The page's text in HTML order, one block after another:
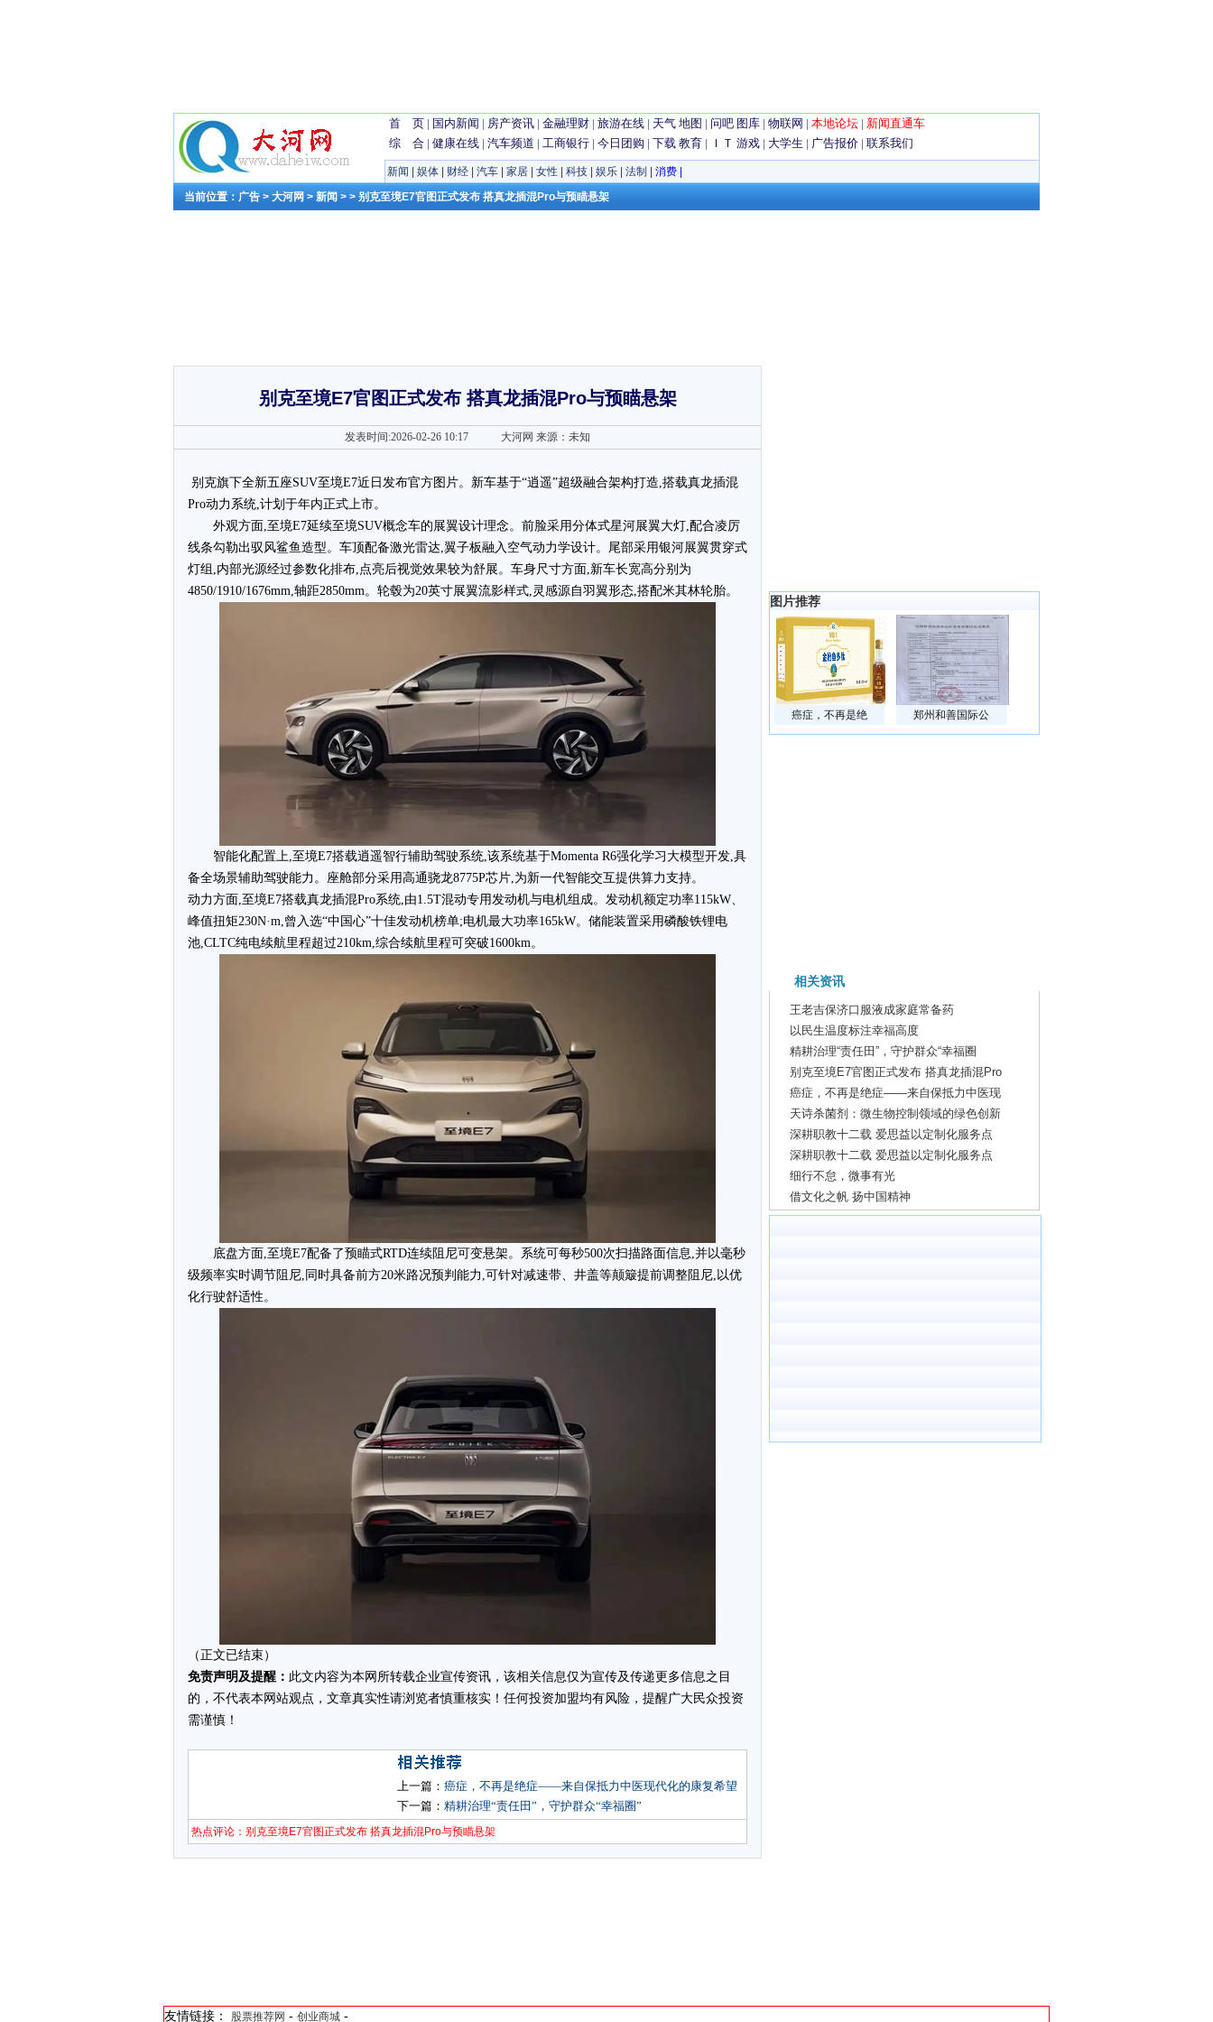
首 页 | 国内新闻 | 房产资讯 | 金融理财 | 旅游在线 | 天气 地图 | 问吧 图库 | 物联网 | 本地论坛 | 新闻直通车
综 合 | 健康在线 | 汽车频道 | 工商银行 | 今日团购 | 下载 教育 | ＩＴ 游戏 | 大学生 | 广告报价 | 联系我们
新闻 娱体 财经 汽车 家居 女性 科技 娱乐 法制 消费
当前位置： 广告 > 大河网 > 新闻 > > 别克至境E7官图正式发布 搭真龙插混Pro与预瞄悬架
别克至境E7官图正式发布 搭真龙插混Pro与预瞄悬架
发表时间:2026-02-26 10:17 大河网 来源：未知
别克旗下全新五座SUV至境E7近日发布官方图片。新车基于“逍遥”超级融合架构打造,搭载真龙插混
Pro动力系统,计划于年内正式上市。
外观方面,至境E7延续至境SUV概念车的展翼设计理念。前脸采用分体式星河展翼大灯,配合凌厉
线条勾勒出驭风鲨鱼造型。车顶配备激光雷达,翼子板融入空气动力学设计。尾部采用银河展翼贯穿式
灯组,内部光源经过参数化排布,点亮后视觉效果较为舒展。车身尺寸方面,新车长宽高分别为
4850/1910/1676mm,轴距2850mm。轮毂为20英寸展翼流影样式,灵感源自羽翼形态,搭配米其林轮胎。
智能化配置上,至境E7搭载逍遥智行辅助驾驶系统,该系统基于Momenta R6强化学习大模型开发,具
备全场景辅助驾驶能力。座舱部分采用高通骁龙8775P芯片,为新一代智能交互提供算力支持。
动力方面,至境E7搭载真龙插混Pro系统,由1.5T混动专用发动机与电机组成。发动机额定功率115kW、
峰值扭矩230N·m,曾入选“中国心”十佳发动机榜单;电机最大功率165kW。储能装置采用磷酸铁锂电
池,CLTC纯电续航里程超过210km,综合续航里程可突破1600km。
底盘方面,至境E7配备了预瞄式RTD连续阻尼可变悬架。系统可每秒500次扫描路面信息,并以毫秒
级频率实时调节阻尼,同时具备前方20米路况预判能力,可针对减速带、井盖等颠簸提前调整阻尼,以优
化行驶舒适性。
（正文已结束）
免责声明及提醒： 此文内容为本网所转载企业宣传资讯，该相关信息仅为宣传及传递更多信息之目
的，不代表本网站观点，文章真实性请浏览者慎重核实！任何投资加盟均有风险，提醒广大民众投资
需谨慎！
上一篇： 癌症，不再是绝症——来自保抵力中医现代化的康复希望
下一篇： 精耕治理“责任田”，守护群众“幸福圈”
热点评论：别克至境E7官图正式发布 搭真龙插混Pro与预瞄悬架
图片推荐
癌症，不再是绝 郑州和善国际公
相关资讯
王老吉保济口服液成家庭常备药
以民生温度标注幸福高度
精耕治理“责任田”，守护群众“幸福圈
别克至境E7官图正式发布 搭真龙插混Pro
癌症，不再是绝症——来自保抵力中医现
天诗杀菌剂：微生物控制领域的绿色创新
深耕职教十二载 爱思益以定制化服务点
深耕职教十二载 爱思益以定制化服务点
细行不怠，微事有光
借文化之帆 扬中国精神
友情链接： 股票推荐网 - 创业商城 -